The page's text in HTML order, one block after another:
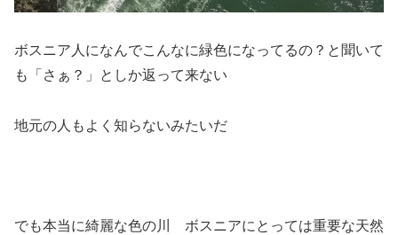
ボスニア人になんでこんなに緑色になってるの？と聞いて
も「さぁ？」としか返って来ない
地元の人もよく知らないみたいだ
でも本当に綺麗な色の川 ボスニアにとっては重要な天然